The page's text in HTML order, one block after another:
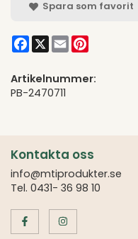
Spara som favorit
Facebook
X Email
Artikelnummer:
PB-2470711
Kontakta oss
info@mtiprodukter.se
Tel. 0431- 36 98 10